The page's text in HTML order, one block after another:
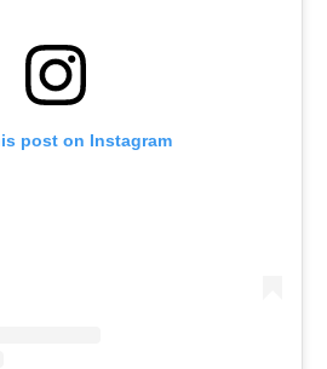
post on Instagram